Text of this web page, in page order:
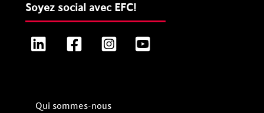
Soyez social avec EFC!
LinkedIn FacebookInstagram
Qui sommes-nous